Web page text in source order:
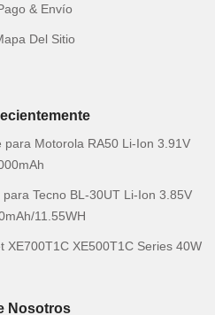
& Envío
Del Sitio
Motorola RA50 Li-Ion 3.91V
Tecno BL-30UT Li-Ion 3.85V
11.55WH
XE500T1C Series 40W
Nosotros